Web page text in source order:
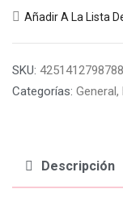
Añadir A La Lista
SKU: 4251412798788
Categorías: General,
Descripción